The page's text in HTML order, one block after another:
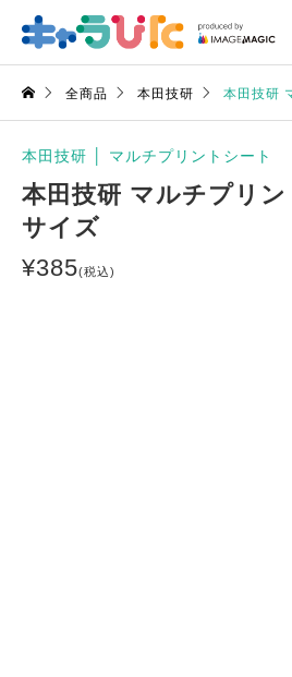
全商品 本田技研 本田技研
本田技研 マルチプリントシート
本田技研 マルチプリ
サイズ
¥385(税込)